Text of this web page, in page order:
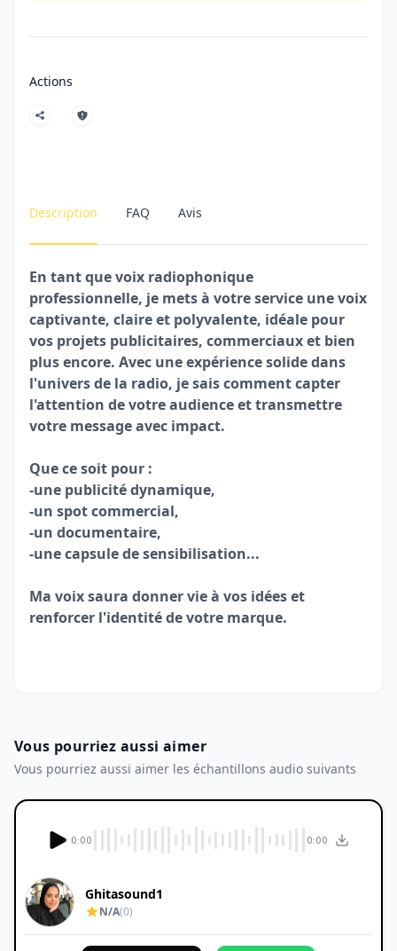
Actions
Description FAQ Avis
En tant que voix radiophonique
professionnelle, je mets à votre service une voix
captivante, claire et polyvalente, idéale pour
vos projets publicitaires, commerciaux et bien
plus encore. Avec une expérience solide dans
l'univers de la radio, je sais comment capter
l'attention de votre audience et transmettre
votre message avec impact.
Que ce soit pour :
-une publicité dynamique,
-un spot commercial,
-un documentaire,
-une capsule de sensibilisation...
Ma voix saura donner vie à vos idées et
renforcer l'identité de votre marque.
Vous pourriez aussi aimer
Vous pourriez aussi aimer les échantillons audio suivants
0:00 0:00
Ghitasound1
N/A(0)